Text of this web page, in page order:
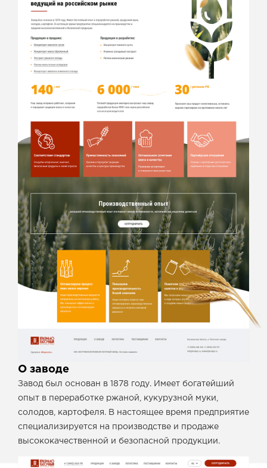
О заводе
Завод был основан в 1878 году. Имеет богатейший
опыт в переработке ржаной, кукурузной муки,
солодов, картофеля. В настоящее время предприятие
специализируется на производстве и продаже
высококачественной и безопасной продукции.